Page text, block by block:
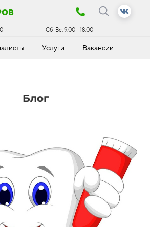
Сб-Вс:9:00 - 18:00
Услуги Вакансии
Блог